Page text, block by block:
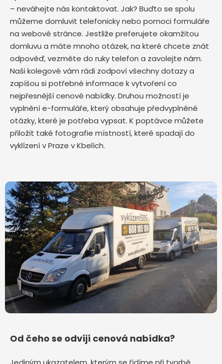
– neváhejte nás kontaktovat. Jak? Buďto se spolu
můžeme domluvit telefonicky nebo pomoci formuláře
na webové stránce. Jestliže preferujete okamžitou
domluvu a máte mnoho otázek, na které chcete znát
odpověď, vezměte do ruky telefon a zavolejte nám.
Naši kolegové vám rádi zodpoví všechny dotazy a
zapíšou si potřebné informace k vytvoření co
nejpřesnější cenové nabídky. Druhou možností je
vyplnění e-formuláře, který obsahuje předvyplněné
otázky, které je potřeba vypsat. K poptávce můžete
přiložit také fotografie místností, které spadají do
vyklízení v Praze v Kbelích.
Od čeho se odvíjí cenová nabídka?